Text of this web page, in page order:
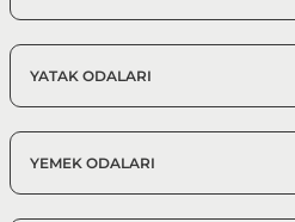
YATAK ODALARI
YEMEK ODALARI